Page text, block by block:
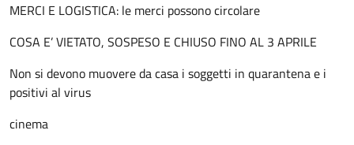
MERCI E LOGISTICA: le merci possono circolare
COSA E’ VIETATO, SOSPESO E CHIUSO FINO AL 3 APRILE
Non si devono muovere da casa i soggetti in quarantena e i
positivi al virus
cinema